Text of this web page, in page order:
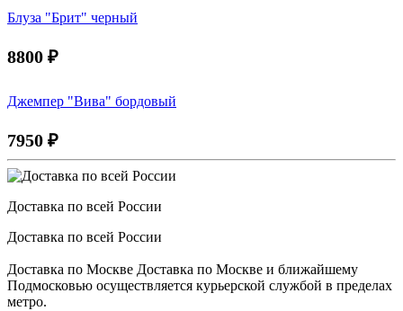
Блуза "Брит" черный
8800 ₽
Джемпер "Вива" бордовый
7950 ₽
Доставка по всей России
Доставка по всей России
Доставка по Москве Доставка по Москве и ближайшему
Подмосковью осуществляется курьерской службой в пределах
метро.